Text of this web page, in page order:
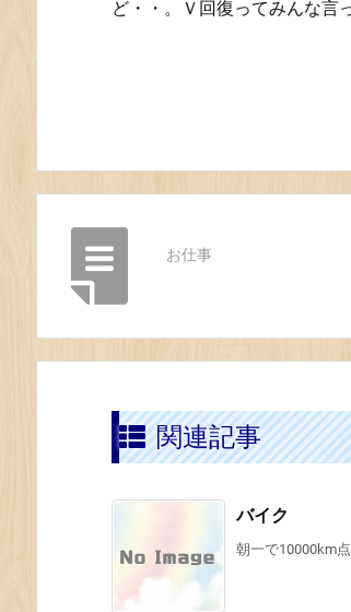
ど・・。Ｖ回復ってみんな言
お仕事
関連記事
バイク
朝一で10000km